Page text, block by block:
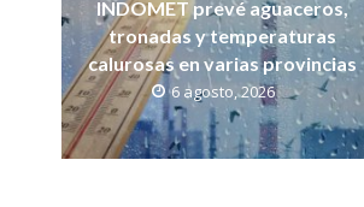
INDOMET prevé aguaceros,
tronadas y temperaturas
calurosas en varias provincias
6 agosto, 2026